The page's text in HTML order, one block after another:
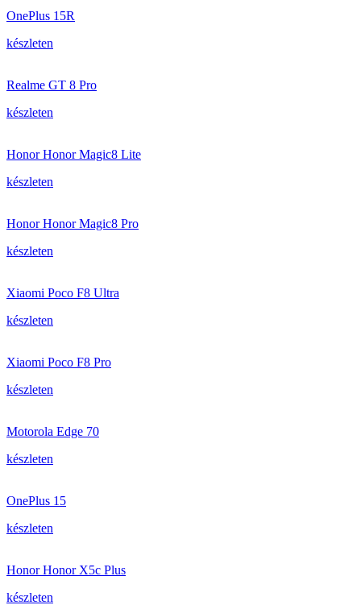
OnePlus 15R
készleten
Realme GT 8 Pro
készleten
Honor Honor Magic8 Lite
készleten
Honor Honor Magic8 Pro
készleten
Xiaomi Poco F8 Ultra
készleten
Xiaomi Poco F8 Pro
készleten
Motorola Edge 70
készleten
OnePlus 15
készleten
Honor Honor X5c Plus
készleten